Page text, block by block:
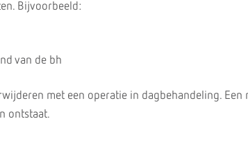
Bijvoorbeeld:
van de bh
met een operatie in dagbehandeling. Een
ontstaat.